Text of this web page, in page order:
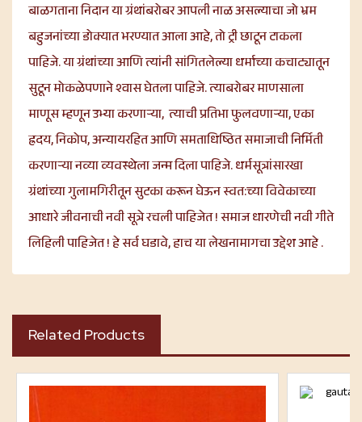
बाळगताना निदान या ग्रंथांबरोबर आपली नाळ असल्याचा जो भ्रम
बहुजनांच्या डोक्यात भरण्यात आला आहे, तो ट्री छाटून टाकला
पाहिजे. या ग्रंथांच्या आणि त्यांनी सांगितलेल्या धर्माच्या कचाट्यातून
सुटून मोकळेपणाने श्वास घेतला पाहिजे. त्याबरोबर माणसाला
माणूस म्हणून उभ्या करणाऱ्या, त्याची प्रतिभा फुलवणाऱ्या, एका
ह्रदय, निकोप, अन्यायरहित आणि समताधिष्ठित समाजाची निर्मिती
करणाऱ्या नव्या व्यवस्थेला जन्म दिला पाहिजे. धर्मसूत्रांसारखा
ग्रंथांच्या गुलामगिरीतून सुटका करून घेऊन स्वत:च्या विवेकाच्या
आधारे जीवनाची नवी सूत्रे रचली पाहिजेत ! समाज धारणेची नवी गीते
लिहिली पाहिजेत ! हे सर्व घडावे, हाच या लेखनामागचा उद्देश आहे .
Related Products